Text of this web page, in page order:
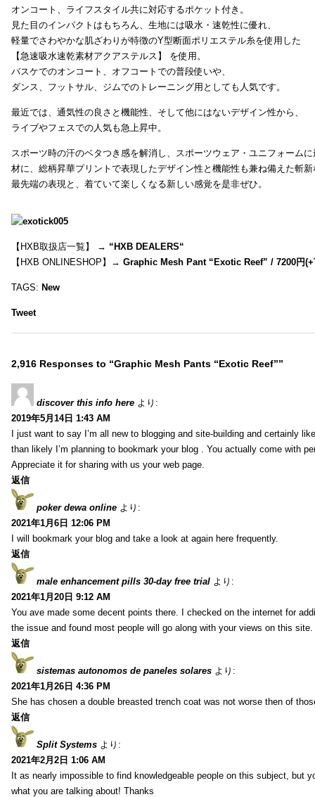
オンコート、ライフスタイル共に対応するポケット付き。
見た目のインパクトはもちろん、生地には吸水・速乾性に優れ、
軽量でさわやかな肌ざわりが特徴のY型断面ポリエステル糸を使用した
【急速吸水速乾素材アクアステルス】 を使用。
バスケでのオンコート、オフコートでの普段使いや、
ダンス、フットサル、ジムでのトレーニング用としても人気です。
最近では、通気性の良さと機能性、そして他にはないデザイン性から、
ライブやフェスでの人気も急上昇中。
スポーツ時の汗のベタつき感を解消し、スポーツウェア・ユニフォーム
材に、総柄昇華プリントで表現したデザイン性と機能性も兼ね備えた斬
最先端の表現と、着ていて楽しくなる新しい感覚を是非ぜひ。
【HXB取扱店一覧】 → “HXB DEALERS“
【HXB ONLINESHOP】→ Graphic Mesh Pant “Exotic Reef” / 7200円
TAGS: New
Tweet
2,916 Responses to “Graphic Mesh Pants “Exotic Reef””
discover this info here より:
2019年5月14日 1:43 AM
I just want to say I’m all new to blogging and site-building and certainly
than likely I’m planning to bookmark your blog . You actually come with
Appreciate it for sharing with us your web page.
返信
poker dewa online より:
2021年1月6日 12:06 PM
I will bookmark your blog and take a look at again here frequently.
返信
male enhancement pills 30-day free trial より:
2021年1月20日 9:12 AM
You ave made some decent points there. I checked on the internet for
the issue and found most people will go along with your views on this site.
返信
sistemas autonomos de paneles solares より:
2021年1月26日 4:36 PM
She has chosen a double breasted trench coat was not worse then of
返信
Split Systems より:
2021年2月2日 1:06 AM
It as nearly impossible to find knowledgeable people on this subject, but
what you are talking about! Thanks